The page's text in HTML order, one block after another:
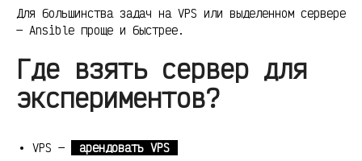
Для большинства задач на VPS или выделенном сервере
— Ansible проще и быстрее.
Где взять сервер для
экспериментов?
VPS —
арендовать VPS